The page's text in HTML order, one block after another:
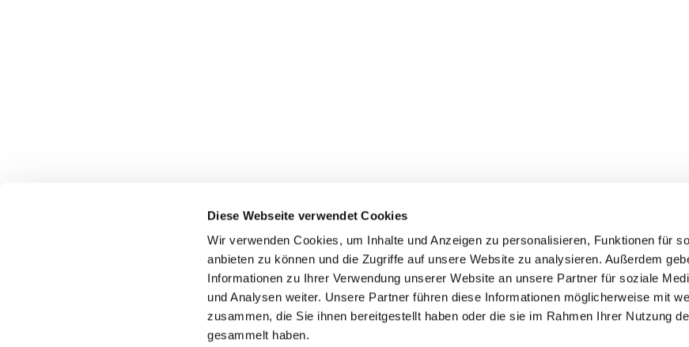
Diese Webseite verwendet Cookies
Wir verwenden Cookies, um Inhalte und Anzeigen zu personalisieren, Funktionen für
anbieten zu können und die Zugriffe auf unsere Website zu analysieren. Außerdem
Informationen zu Ihrer Verwendung unserer Website an unsere Partner für soziale
und Analysen weiter. Unsere Partner führen diese Informationen möglicherweise mit
zusammen, die Sie ihnen bereitgestellt haben oder die sie im Rahmen Ihrer Nutzung
gesammelt haben.
Katholische Kirchengemeinde Pfarrei St. Bernhard Stralsund/Rügen/Demmin •
Hinweisgebersystem